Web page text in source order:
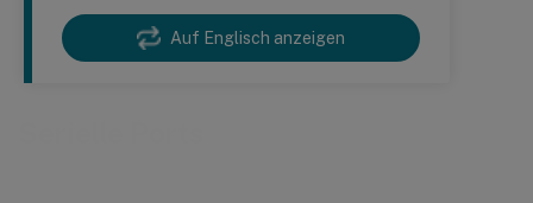
Auf Englisch anzeigen